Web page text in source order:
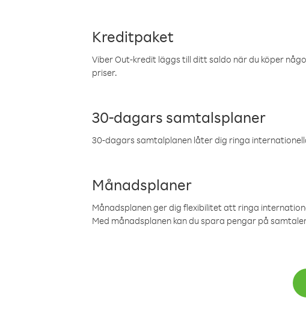
Kreditpaket
Viber Out-kredit läggs till ditt saldo när du köper
priser.
30-dagars samtalsplaner
30-dagars samtalplanen låter dig ringa
Månadsplaner
Månadsplanen ger dig flexibilitet att ringa
Med månadsplanen kan du spara pengar på